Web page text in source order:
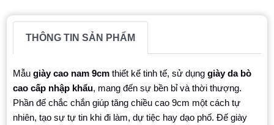
THÔNG TIN SẢN PHẨM
Mẫugiày cao nam 9cm thiết kế tinh tế, sử dụnggiày da bò
cao cấp nhập khẩu, mang đến sự bền bỉ và thời thượng.
Phần đế chắc chắn giúp tăng chiều cao 9cm một cách tự
nhiên, tạo sự tự tin khi đi làm, dự tiệc hay dạo phố. Đế giày